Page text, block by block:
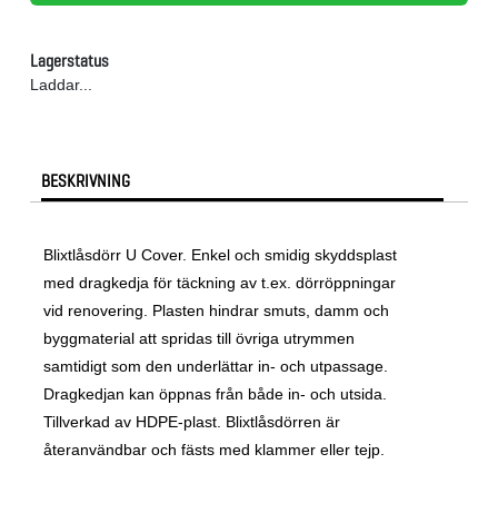
Lagerstatus
Laddar...
BESKRIVNING
Blixtlåsdörr U Cover. Enkel och smidig skyddsplast
med dragkedja för täckning av t.ex. dörröppningar
vid renovering. Plasten hindrar smuts, damm och
byggmaterial att spridas till övriga utrymmen
samtidigt som den underlättar in- och utpassage.
Dragkedjan kan öppnas från både in- och utsida.
Tillverkad av HDPE-plast. Blixtlåsdörren är
återanvändbar och fästs med klammer eller tejp.